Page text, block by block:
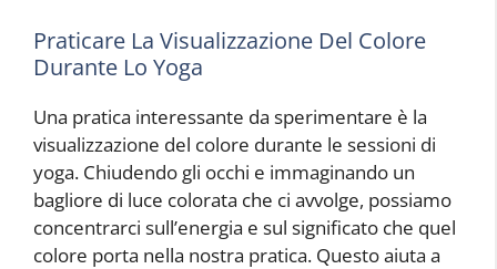
Praticare La Visualizzazione Del Colore
Durante Lo Yoga
Una pratica interessante da sperimentare è la
visualizzazione del colore durante le sessioni di
yoga. Chiudendo gli occhi e immaginando un
bagliore di luce colorata che ci avvolge, possiamo
concentrarci sull’energia e sul significato che quel
colore porta nella nostra pratica. Questo aiuta a